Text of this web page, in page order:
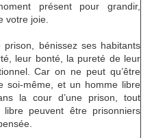
présent pour grandir,
votre joie.
bénissez ses habitants
leur bonté, la pureté de leur
Car on ne peut qu’être
soi-même, et un homme libre
la cour d’une prison, tout
peuvent être prisonniers